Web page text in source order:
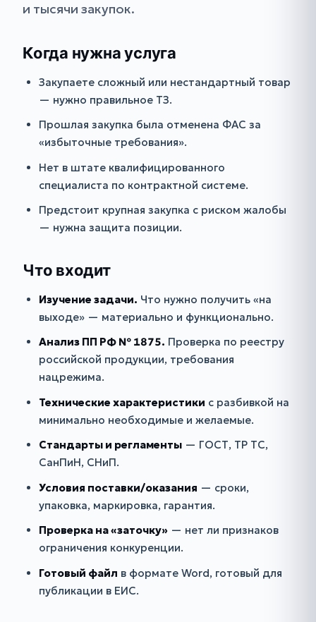
и тысячи закупок.
Когда нужна услуга
Закупаете сложный или нестандартный товар
— нужно правильное ТЗ.
Прошлая закупка была отменена ФАС за
«избыточные требования».
Нет в штате квалифицированного
специалиста по контрактной системе.
Предстоит крупная закупка с риском жалобы
— нужна защита позиции.
Что входит
Изучение задачи. Что нужно получить «на
выходе» — материально и функционально.
Анализ ПП РФ № 1875. Проверка по реестру
российской продукции, требования
нацрежима.
Технические характеристики с разбивкой на
минимально необходимые и желаемые.
Стандарты и регламенты — ГОСТ, ТР ТС,
СанПиН, СНиП.
Условия поставки/оказания — сроки,
упаковка, маркировка, гарантия.
Проверка на «заточку» — нет ли признаков
ограничения конкуренции.
Готовый файл в формате Word, готовый для
публикации в ЕИС.